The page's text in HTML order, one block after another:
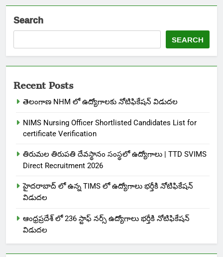
Search
SEARCH
Recent Posts
తెలంగాణ NHM లో ఉద్యోగాలకు నోటిఫికేషన్ విడుదల
NIMS Nursing Officer Shortlisted Candidates List for
certificate Verification
తిరుమల తిరుపతి దేవస్థానం సంస్థలో ఉద్యోగాలు | TTD SVIMS
Direct Recruitment 2026
హైదరాబాద్ లో ఉన్న TIMS లో ఉద్యోగాలు భర్తీకి నోటిఫికేషన్
విడుదల
ఆంధ్రప్రదేశ్ లో 236 స్టాఫ్ నర్స్ ఉద్యోగాలు భర్తీకి నోటిఫికేషన్
విడుదల